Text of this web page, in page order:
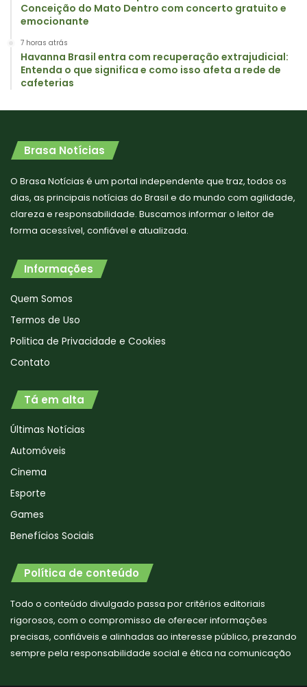
Conceição do Mato Dentro com concerto gratuito e
emocionante
7 horas atrás
Havanna Brasil entra com recuperação extrajudicial:
Entenda o que significa e como isso afeta a rede de
cafeterias
Brasa Notícias
O Brasa Notícias é um portal independente que traz, todos os
dias, as principais notícias do Brasil e do mundo com agilidade,
clareza e responsabilidade. Buscamos informar o leitor de
forma acessível, confiável e atualizada.
Informações
Quem Somos
Termos de Uso
Politica de Privacidade e Cookies
Contato
Tá em alta
Últimas Notícias
Automóveis
Cinema
Esporte
Games
Benefícios Sociais
Política de conteúdo
Todo o conteúdo divulgado passa por critérios editoriais
rigorosos, com o compromisso de oferecer informações
precisas, confiáveis e alinhadas ao interesse público, prezando
sempre pela responsabilidade social e ética na comunicação